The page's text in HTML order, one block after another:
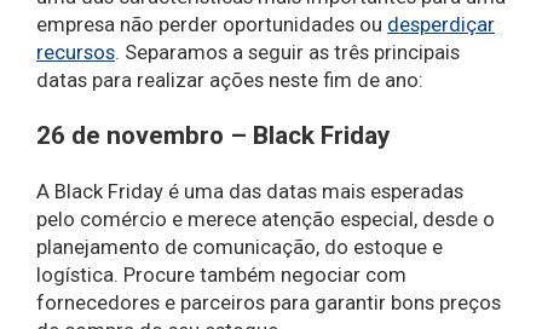
empresa não perder oportunidades ou desperdiçar
recursos. Separamos a seguir as três principais
datas para realizar ações neste fim de ano:
26 de novembro – Black Friday
A Black Friday é uma das datas mais esperadas
pelo comércio e merece atenção especial, desde o
planejamento de comunicação, do estoque e
logística. Procure também negociar com
fornecedores e parceiros para garantir bons preços